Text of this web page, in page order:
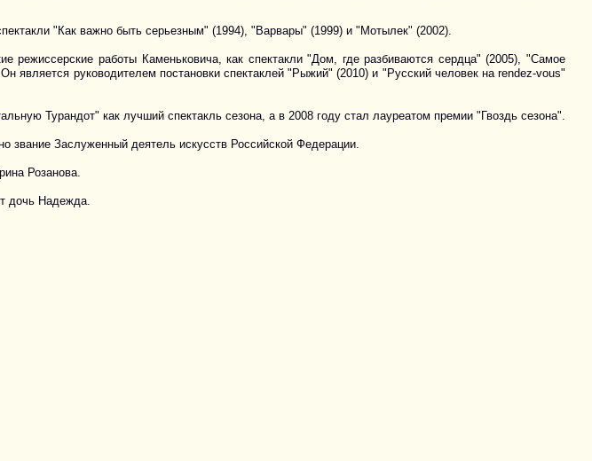
"Как важно быть серьезным" (1994), "Варвары" (1999) и "Мотылек" (2002).
режиссерские работы Каменьковича, как спектакли "Дом, где разбиваются сердца" (2005), "Самое
является руководителем постановки спектаклей "Рыжий" (2010) и "Русский человек на rendez-vous"
Турандот" как лучший спектакль сезона, а в 2008 году стал лауреатом премии "Гвоздь сезона".
звание Заслуженный деятель искусств Российской Федерации.
Розанова.
дочь Надежда.